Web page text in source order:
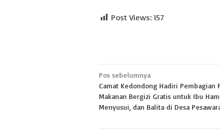
Post Views: 157
Navigasi
pos
Pos sebelumnya
Camat Kedondong Hadiri Pembagian
Makanan Bergizi Gratis untuk Ibu
Menyusui, dan Balita di Desa